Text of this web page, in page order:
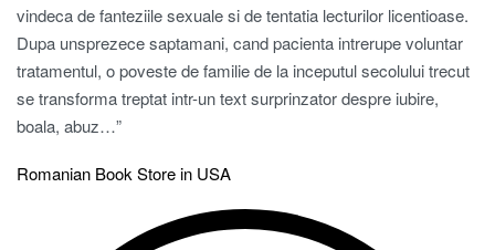
vindeca de fanteziile sexuale si de tentatia lecturilor licentioase.
Dupa unsprezece saptamani, cand pacienta intrerupe voluntar
tratamentul, o poveste de familie de la inceputul secolului trecut
se transforma treptat intr-un text surprinzator despre iubire,
boala, abuz…”
Romanian Book Store in USA